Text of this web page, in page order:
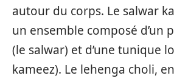
autour du corps. Le salwar
un ensemble composé d’un
(le salwar) et d’une tunique
kameez). Le lehenga choli,